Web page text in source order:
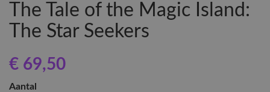
The Tale of the Magic Island:
The Star Seekers
€ 69,50
Aantal